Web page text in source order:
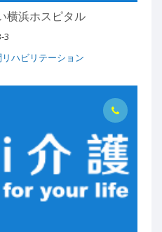
横浜ホスピタル
3
ハビリテーション